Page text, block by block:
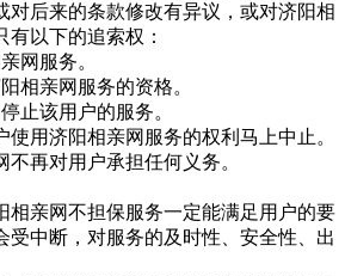
对后来的条款修改有异议，或对济阳相
有以下的追索权：
网服务。
相亲网服务的资格。
止该用户的服务。
用济阳相亲网服务的权利马上中止。
不再对用户承担任何义务。
相亲网不担保服务一定能满足用户的要
受中断，对服务的及时性、安全性、出